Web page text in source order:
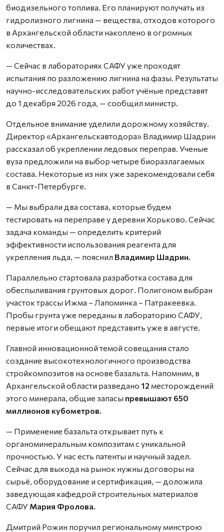
биодизельного топлива. Его планируют получать из
гидролизного лигнина — вещества, отходов которого
в Архангельской области накоплено в огромных
количествах.
— Сейчас в лабораториях САФУ уже проходят
испытания по разложению лигнина на фазы. Результаты
научно-исследовательских работ учёные представят
до 1 декабря 2026 года, — сообщил министр.
Отдельное внимание уделили дорожному хозяйству.
Директор «Архангельскавтодора» Владимир Шадрин
рассказал об укреплении ледовых переправ. Ученые
вуза предложили на выбор четыре биоразлагаемых
состава. Некоторые из них уже зарекомендовали себя
в Санкт-Петербурге.
— Мы выбрали два состава, которые будем
тестировать на переправе у деревни Хорьково. Сейчас
задача команды — определить критерий
эффективности использования реагента для
укрепления льда, — пояснил Владимир Шадрин.
Параллельно стартовала разработка состава для
обеспыливания грунтовых дорог. Полигоном выбран
участок трассы Ижма – Лапоминка – Патракеевка.
Пробы грунта уже переданы в лабораторию САФУ,
первые итоги обещают представить уже в августе.
Главной инновационной темой совещания стало
создание высокотехнологичного производства
стройкомпозитов на основе базальта. Напомним, в
Архангельской области разведано 12 месторождений
этого минерала, общие запасы превышают 650
миллионов кубометров.
— Применение базальта открывает путь к
органоминеральным композитам с уникальной
прочностью. У нас есть патенты и научный задел.
Сейчас для выхода на рынок нужны договоры на
сырьё, оборудование и сертификация, — доложила
заведующая кафедрой строительных материалов
САФУ Мария Фролова.
Дмитрий Рожин поручил региональному минстрою